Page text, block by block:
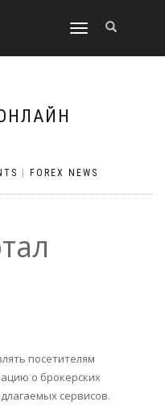
TOGGLE
FOREX NEWS
посетителям
о брокерских
сервисов.